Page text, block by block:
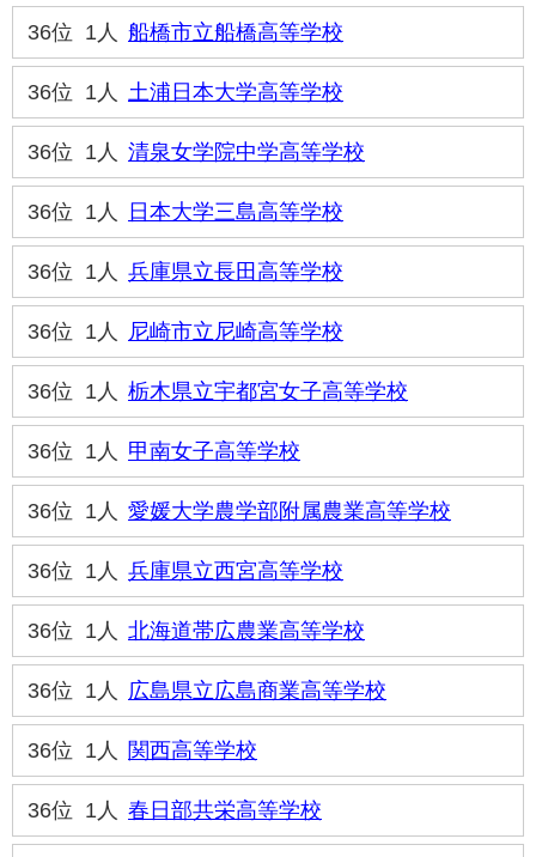
36位 1人 船橋市立船橋高等学校
36位 1人 土浦日本大学高等学校
36位 1人 清泉女学院中学高等学校
36位 1人 日本大学三島高等学校
36位 1人 兵庫県立長田高等学校
36位 1人 尼崎市立尼崎高等学校
36位 1人 栃木県立宇都宮女子高等学校
36位 1人 甲南女子高等学校
36位 1人 愛媛大学農学部附属農業高等学校
36位 1人 兵庫県立西宮高等学校
36位 1人 北海道帯広農業高等学校
36位 1人 広島県立広島商業高等学校
36位 1人 関西高等学校
36位 1人 春日部共栄高等学校